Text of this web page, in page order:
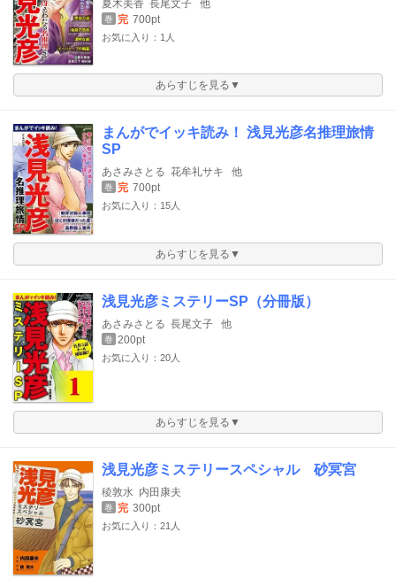
夏木美香 長尾文子 他
巻 完 700pt
お気に入り：1人
あらすじを見る▼
まんがでイッキ読み！ 浅見光彦名推理旅情
SP
あさみさとる 花牟礼サキ 他
巻 完 700pt
お気に入り：15人
あらすじを見る▼
浅見光彦ミステリーSP（分冊版）
あさみさとる 長尾文子 他
巻 200pt
お気に入り：20人
あらすじを見る▼
浅見光彦ミステリースペシャル 砂冥宮
稜敦水 内田康夫
巻 完 300pt
お気に入り：21人